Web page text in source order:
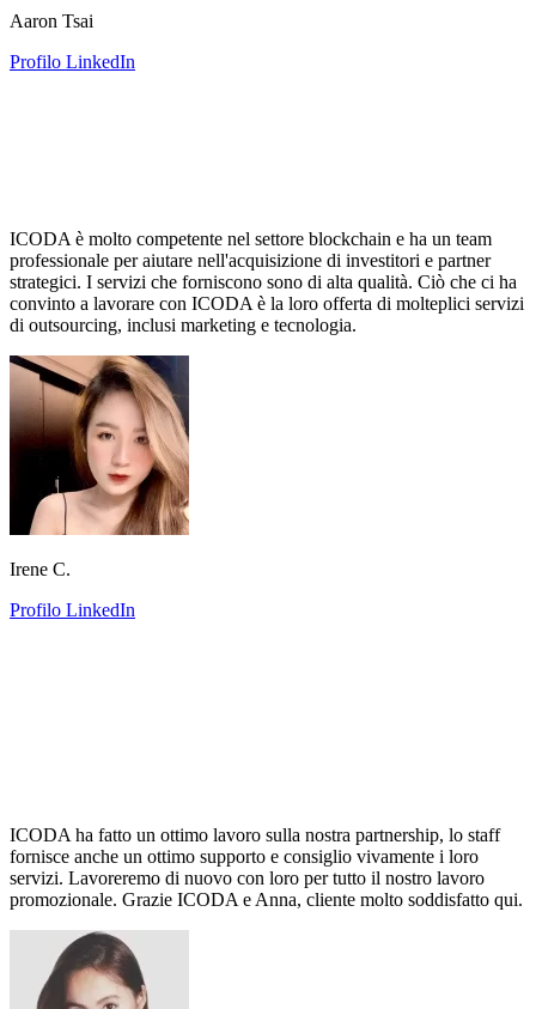
Aaron Tsai
Profilo LinkedIn
ICODA è molto competente nel settore blockchain e ha un team
professionale per aiutare nell'acquisizione di investitori e partner
strategici. I servizi che forniscono sono di alta qualità. Ciò che ci ha
convinto a lavorare con ICODA è la loro offerta di molteplici servizi
di outsourcing, inclusi marketing e tecnologia.
Irene C.
Profilo LinkedIn
ICODA ha fatto un ottimo lavoro sulla nostra partnership, lo staff
fornisce anche un ottimo supporto e consiglio vivamente i loro
servizi. Lavoreremo di nuovo con loro per tutto il nostro lavoro
promozionale. Grazie ICODA e Anna, cliente molto soddisfatto qui.